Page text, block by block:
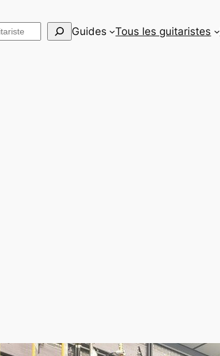
Guides Tous les guitaristes